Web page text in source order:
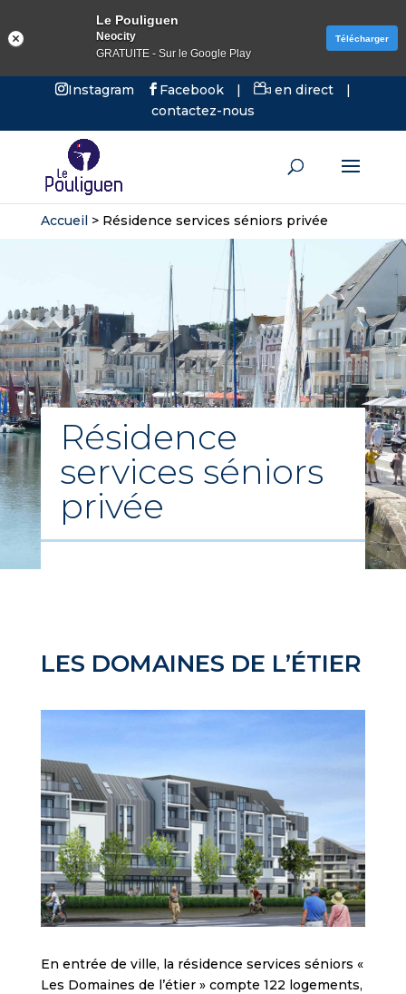
Instagram Facebook | en direct
|
contactez-nous
Accueil> Résidence services séniors privée
Résidence
services séniors
privée
LES DOMAINES DE L’ÉTIER
En entrée de ville, la résidence services séniors «
Les Domaines de l’étier » compte 122 logements,
Le Pouliguen
Neocity
GRATUITE - Sur le Google Play
Télécharger